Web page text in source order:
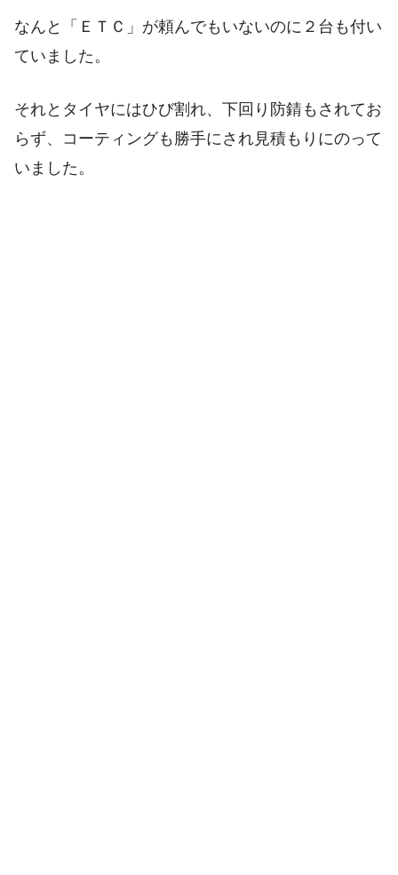
なんと「ＥＴＣ」が頼んでもいないのに２台も付い
ていました。
それとタイヤにはひび割れ、下回り防錆もされてお
らず、コーティングも勝手にされ見積もりにのって
いました。